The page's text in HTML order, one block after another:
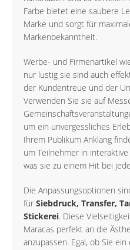
Farbe bietet eine saubere
Marke und sorgt für
Markenbekanntheit.
Werbe- und Firmenartikel
nur lustig sie sind auch
der Kundentreue und der
Verwenden Sie sie auf
um ein unvergessliches
Ihrem Publikum Anklang
um Teilnehmer in
was sie zu einem Hit bei
Die Anpassungsoptionen
für Siebdruck, Transfer,
Stickerei. Diese
Maracas perfekt an die
anzupassen. Egal, ob Sie